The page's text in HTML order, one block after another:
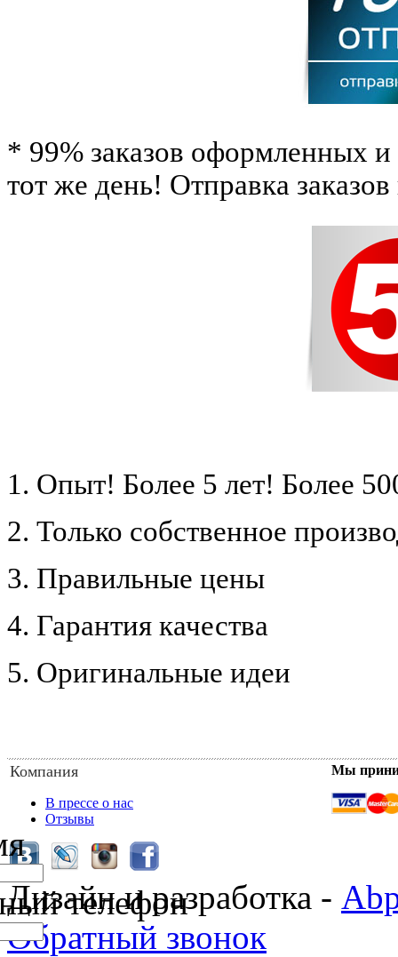
* 99% заказов оформленных
тот же день! Отправка
1. Опыт! Более 5 лет! Более
2. Только собственное
3. Правильные цены
4. Гарантия качества
5. Оригинальные идеи
Компания
В прессе о нас
Отзывы
Мы
Дизайн и разработка -
Обратный звонок
телефон